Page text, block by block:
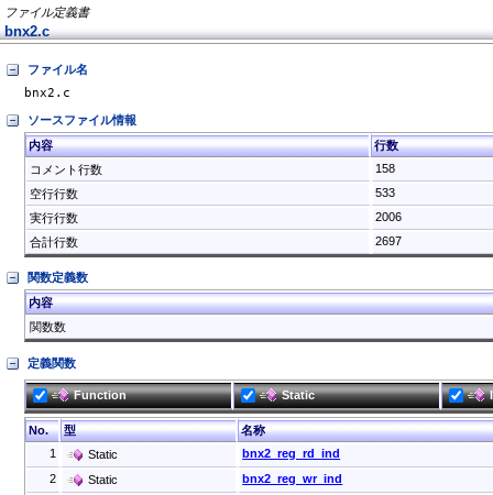
ファイル定義書
bnx2.c
ファイル名
bnx2.c
ソースファイル情報
内容
行数
コメント行数
158
空行行数
533
実行行数
2006
合計行数
2697
関数定義数
内容
関数数
定義関数
Function Static
No. 型
名称
1
Static
bnx2_reg_rd_ind
2
Static
bnx2_reg_wr_ind